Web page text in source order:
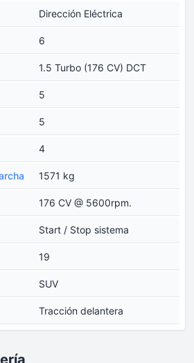
Dirección Eléctrica
6
1.5 Turbo (176 CV) DCT
5
5
4
1571 kg
176 CV @ 5600rpm.
Start / Stop sistema
19
SUV
Tracción delantera